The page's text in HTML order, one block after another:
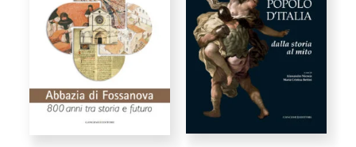
Proposte di pubblicazione
Gangemi Editore
Newsletter